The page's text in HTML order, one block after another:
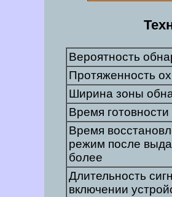
Вероятность
Протяженность
Ширина зоны
Время
Время
режим после
более
Длительность
включении